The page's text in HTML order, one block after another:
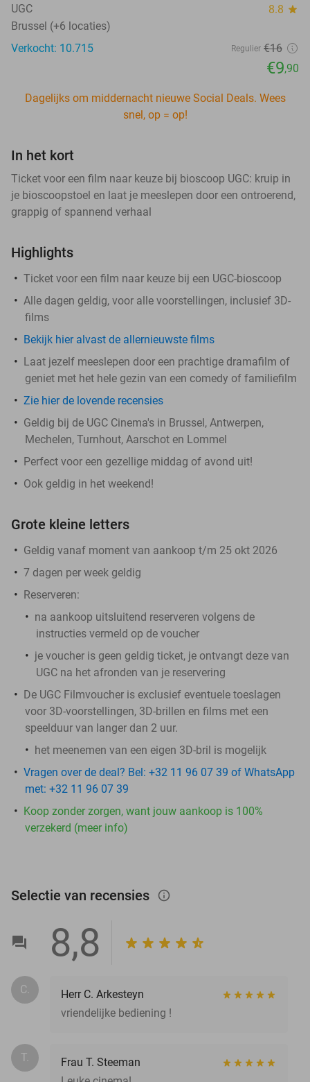
UGC 8.8 star
Brussel (+6 locaties)
Verkocht: 10.715
Regulier €16
€9,90
Dagelijks om middernacht nieuwe Social Deals. Wees
snel, op = op!
In het kort
Ticket voor een film naar keuze bij bioscoop UGC: kruip in
je bioscoopstoel en laat je meeslepen door een ontroerend,
grappig of spannend verhaal
Highlights
Ticket voor een film naar keuze bij een UGC-bioscoop
Alle dagen geldig, voor alle voorstellingen, inclusief 3D-
films
Bekijk hier alvast de allernieuwste films
Laat jezelf meeslepen door een prachtige dramafilm of
geniet met het hele gezin van een comedy of familiefilm
Zie hier de lovende recensies
Geldig bij de UGC Cinema's in Brussel, Antwerpen,
Mechelen, Turnhout, Aarschot en Lommel
Perfect voor een gezellige middag of avond uit!
Ook geldig in het weekend!
Grote kleine letters
Geldig vanaf moment van aankoop t/m 25 okt 2026
7 dagen per week geldig
Reserveren:
na aankoop uitsluitend reserveren volgens de
instructies vermeld op de voucher
je voucher is geen geldig ticket, je ontvangt deze van
UGC na het afronden van je reservering
De UGC Filmvoucher is exclusief eventuele toeslagen
voor 3D-voorstellingen, 3D-brillen en films met een
speelduur van langer dan 2 uur.
het meenemen van een eigen 3D-bril is mogelijk
Vragen over de deal? Bel: +32 11 96 07 39 of WhatsApp
met: +32 11 96 07 39
Koop zonder zorgen, want jouw aankoop is 100%
verzekerd (meer info)
Selectie van recensies info_outlined
8,8
C.
Herr C. Arkesteyn
vriendelijke bediening !
T.
Frau T. Steeman